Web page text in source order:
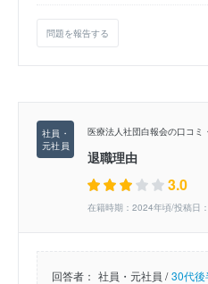
問題を報告する
医療法人社団白報会の口コミ
退職理由
3.0
在籍時期：2024年頃/投稿日
回答者： 社員・元社員 / 30代後